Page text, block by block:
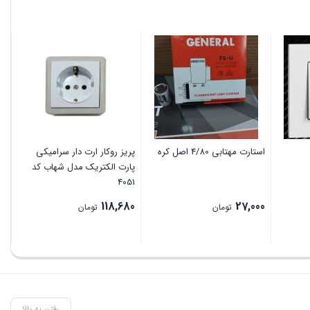
استارت مهتابی 4/80 اصل کره
27,000 تومان
پریز روکار ارت دار سرامیکی
پارت الکتریک مدل شهاب کد
4051
118,680 تومان